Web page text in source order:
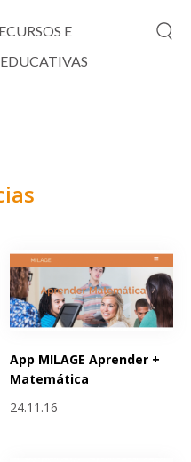
E
App MILAGE Aprender +
Matemática
24.11.16